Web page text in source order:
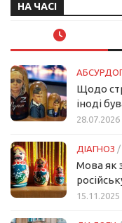
НА ЧАСІ
Щодо
іноді
28.07.2026
ДІАГНОЗ /
Мова як
15.11.2025